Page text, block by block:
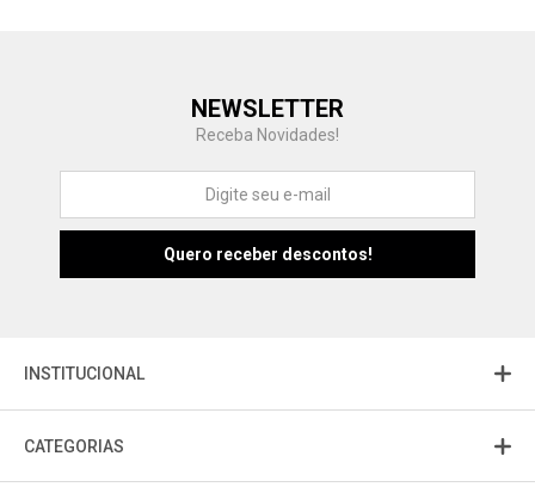
NEWSLETTER
Receba Novidades!
INSTITUCIONAL
CATEGORIAS
Fu Fujisom